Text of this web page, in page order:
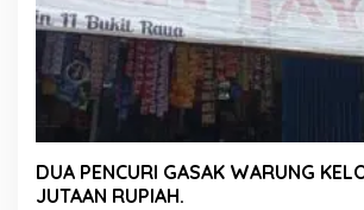
DUA PENCURI GASAK WARUNG
JUTAAN RUPIAH.